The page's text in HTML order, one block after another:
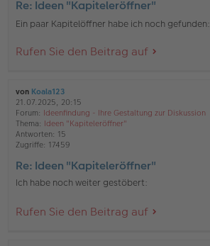
Re: Ideen "Kapiteleröffner"
Ein paar Kapitelöffner habe ich noch gefunden:
Rufen Sie den Beitrag auf
von Koala123
21.07.2025, 20:15
Forum: Ideenfindung - Ihre Gestaltung zur Diskussion
Thema: Ideen "Kapiteleröffner"
Antworten: 15
Zugriffe: 17459
Re: Ideen "Kapiteleröffner"
Ich habe noch weiter gestöbert:
Rufen Sie den Beitrag auf